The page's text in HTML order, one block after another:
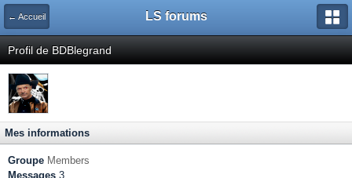
← Accueil LS forums
Profil de BDBlegrand
Mes informations
Groupe Members
Messages 3